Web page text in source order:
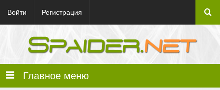
Войти Регистрация
Главное меню